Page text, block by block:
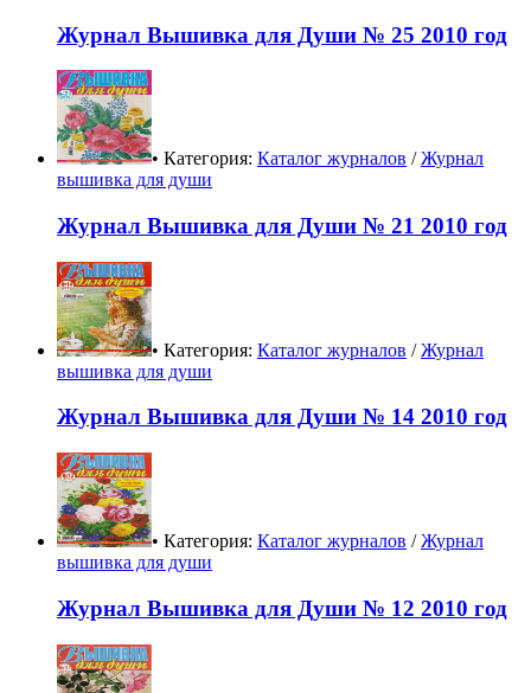
Журнал Вышивка для Души № 25 2010 год
• Категория: Каталог журналов /Журнал
вышивка для души
Журнал Вышивка для Души № 21 2010 год
• Категория: Каталог журналов /Журнал
вышивка для души
Журнал Вышивка для Души № 14 2010 год
• Категория: Каталог журналов /Журнал
вышивка для души
Журнал Вышивка для Души № 12 2010 год